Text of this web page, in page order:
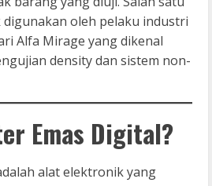
oleh pelaku industri
Alfa Mirage yang dikenal
density dan sistem non-
Emas Digital?
alat elektronik yang